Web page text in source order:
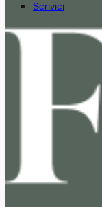
Scrivici